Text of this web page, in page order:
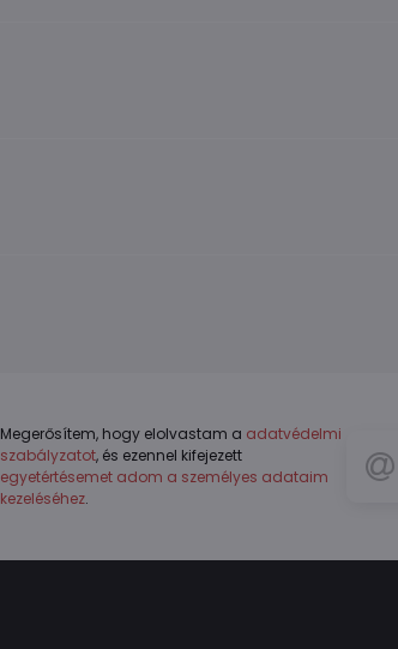
Megerősítem, hogy elolvastam a adatvédelmi
szabályzatot, és ezennel kifejezett
egyetértésemet adom a személyes adataim
kezeléséhez.